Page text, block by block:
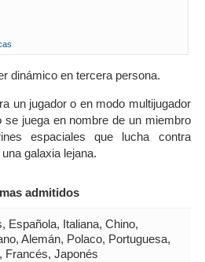
dinámico en tercera persona.
un jugador o en modo multijugador
se juega en nombre de un miembro
espaciales que lucha contra
galaxia lejana.
admitidos
Española, Italiana, Chino,
Alemán, Polaco, Portuguesa,
Francés, Japonés